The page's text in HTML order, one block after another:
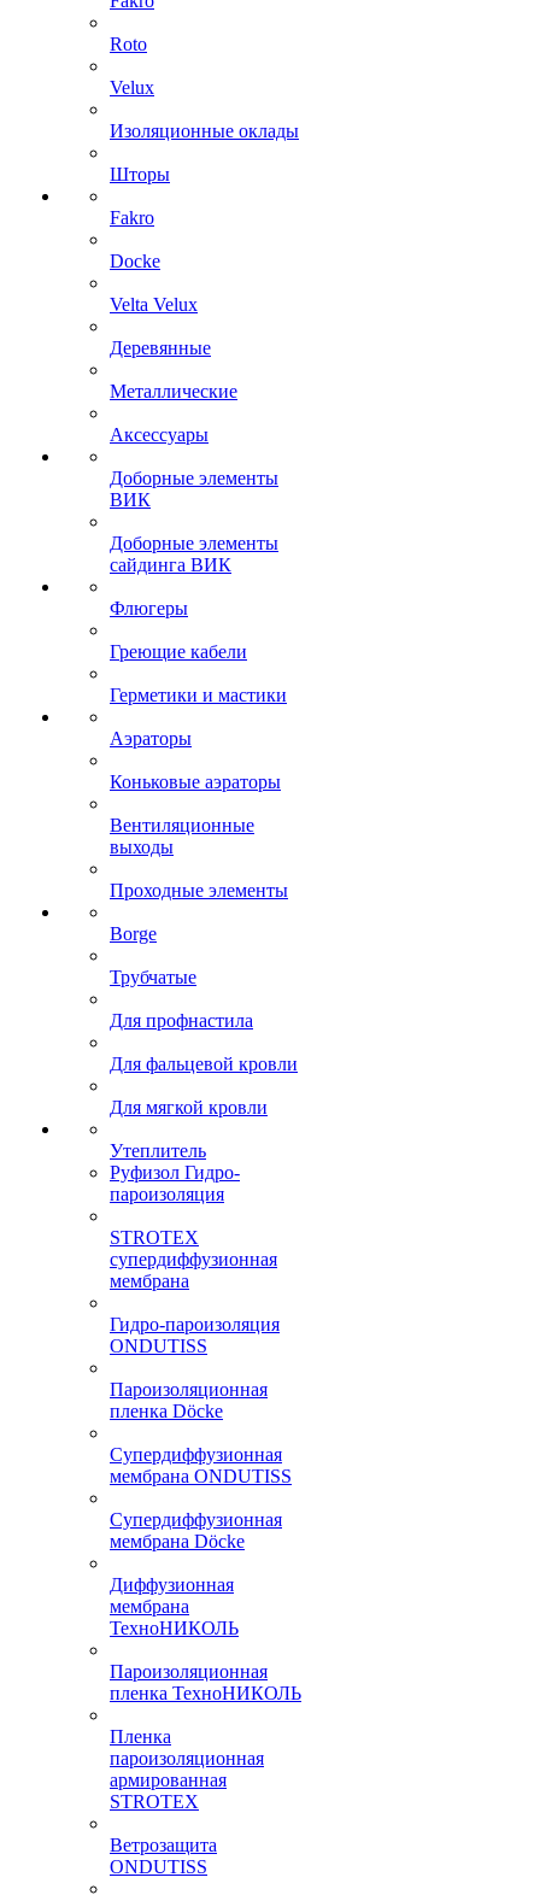
Roto
Velux
Изоляционные оклады
Шторы
Fakro
Docke
Velta Velux
Деревянные
Металлические
Аксессуары
Доборные элементы
ВИК
Доборные элементы
сайдинга ВИК
Флюгеры
Греющие кабели
Герметики и мастики
Аэраторы
Коньковые аэраторы
Вентиляционные
выходы
Проходные элементы
Borge
Трубчатые
Для профнастила
Для фальцевой кровли
Для мягкой кровли
Утеплитель
Руфизол Гидро-
пароизоляция
STROTEX
супердиффузионная
мембрана
Гидро-пароизоляция
ONDUTISS
Пароизоляционная
пленка Döcke
Супердиффузионная
мембрана ONDUTISS
Супердиффузионная
мембрана Döcke
Диффузионная
мембрана
ТехноНИКОЛЬ
Пароизоляционная
пленка ТехноНИКОЛЬ
Пленка
пароизоляционная
армированная
STROTEX
Ветрозащита
ONDUTISS